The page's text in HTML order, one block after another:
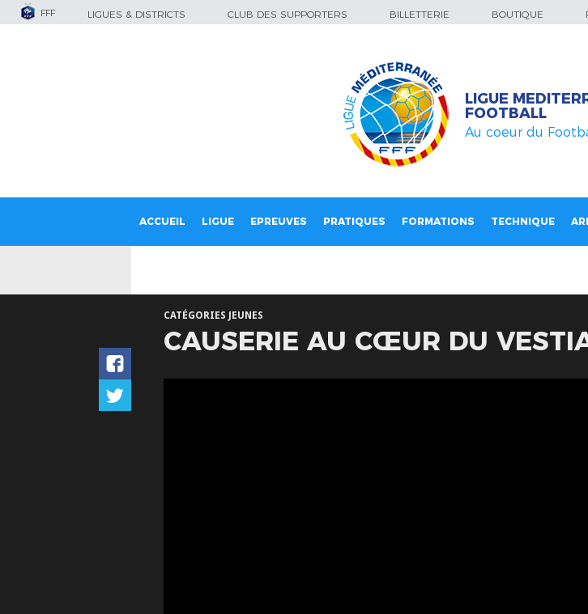
FFF LIGUES & DISTRICTS CLUB DES SUPPORTERS BILLETTERIE BOUTIQUE
LIGUE
FOOTBALL
Au coeur du
ACCUEIL LIGUE EPREUVES PRATIQUES FORMATIONS TECHNIQUE
CATÉGORIES JEUNES
CAUSERIE AU CŒUR DU